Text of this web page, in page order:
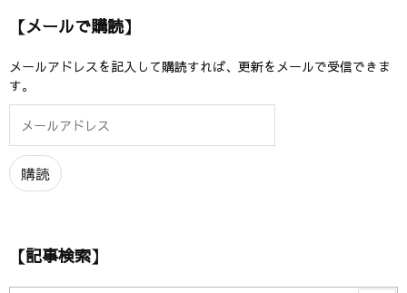
【メールで購読】
メールアドレスを記入して購読すれば、更新をメールで受信できま
す。
ル
ア
ド
購読
【記事検索】